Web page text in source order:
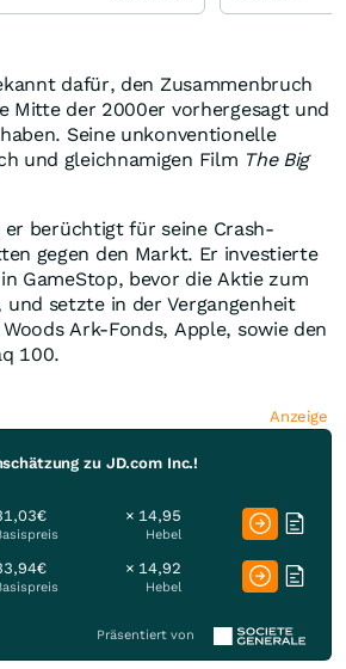
dafür, den Zusammenbruch
Mitte der 2000er vorhergesagt und
Seine unkonventionelle
und gleichnamigen Film The Big
er berüchtigt für seine Crash-
gegen den Markt. Er investierte
GameStop, bevor die Aktie zum
und setzte in der Vergangenheit
Woods Ark-Fonds, Apple, sowie den
100.
Anzeige
zu JD.com Inc.!
× 14,95
Hebel
× 14,92
Hebel
Präsentiert von